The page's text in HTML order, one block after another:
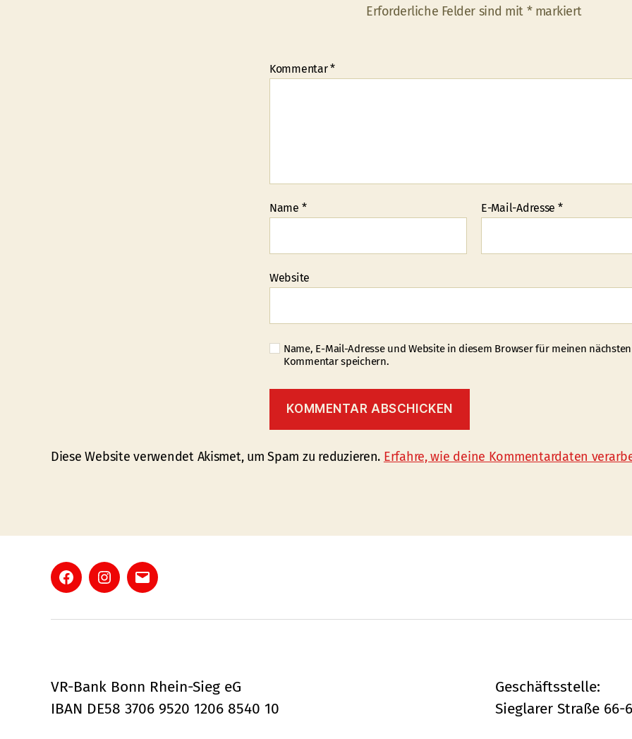
Erforderliche Felder sind mit *markiert
Kommentar*
Name * E-Mail-Adresse *
Website
Name, E-Mail-Adresse und Website in diesem Browser für meinen nächsten
Kommentar speichern.
Diese Website verwendet Akismet, um Spam zu reduzieren. Erfahre, wie deine Kommentardaten
FacebookInstagram
E-
VR-Bank Bonn Rhein-Sieg eG
IBAN DE58 3706 9520 1206 8540 10
Geschäftsstelle:
Sieglarer Straße 66-